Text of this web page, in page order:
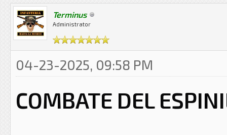
Terminus
Administrator
04-23-2025, 09:58 PM
COMBATE DEL